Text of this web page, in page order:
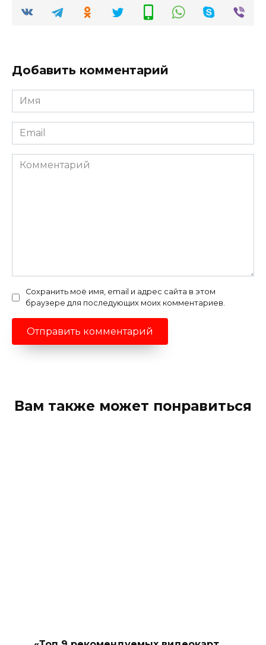
Добавить комментарий
Имя
*
Email
*
Комментарий
Сохранить моё имя, email и адрес сайта в этом
браузере для последующих моих комментариев.
Вам также может понравиться